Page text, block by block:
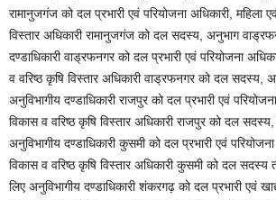
रामानुजगंज को दल प्रभारी एवं परियोजना अधिकारी, महिला
विस्तार अधिकारी रामानुजगंज को दल सदस्य, अनुभाग
दण्डाधिकारी वाड्रफनगर को दल प्रभारी एवं परियोजना
व वरिष्ठ कृषि विस्तार अधिकारी वाड्रफनगर को दल सदस्य,
अनुविभागीय दण्डाधिकारी राजपुर को दल प्रभारी एवं
विकास व वरिष्ठ कृषि विस्तार अधिकारी राजपुर को दल
अनुविभागीय दण्डाधिकारी कुसमी को दल प्रभारी एवं
विकास व वरिष्ठ कृषि विस्तार अधिकारी कुसमी को दल
लिए अनुविभागीय दण्डाधिकारी शंकरगढ़ को दल प्रभारी एवं